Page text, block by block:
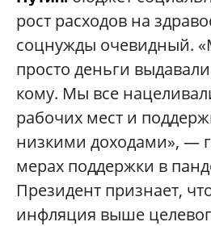
рост расходов на
соцнужды очевидный.
просто деньги
кому. Мы все
рабочих мест и
низкими доходами», —
мерах поддержки в
Президент признает,
инфляция выше